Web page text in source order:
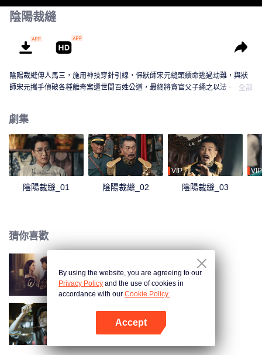
陰陽裁縫
陰陽裁縫傳人馬三，施用神技穿針引線，保狀師宋元縫頭續命逃過劫難，與狀
師宋元攜手偵破各種離奇案還世間百姓公道，最終將貪官父子繩之以法。
全部
劇集
陰陽裁縫_01 陰陽裁縫_02
VIP
陰陽裁縫_03
VIP
猜你喜歡
妻子的反攻
By using the website, you are agreeing to our
Privacy Policy and the use of cookies in
accordance with our Cookie Policy.
Accept